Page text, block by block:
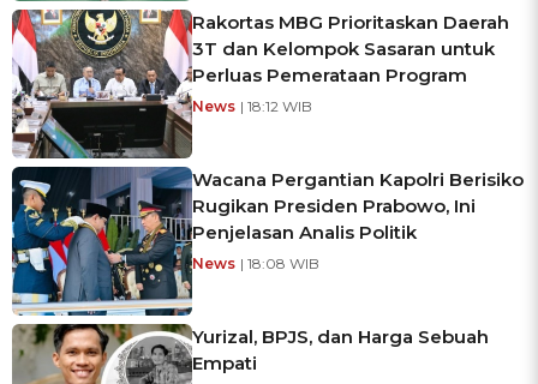
Rakortas MBG Prioritaskan Daerah
3T dan Kelompok Sasaran untuk
Perluas Pemerataan Program
News | 18:12 WIB
Wacana Pergantian Kapolri Berisiko
Rugikan Presiden Prabowo, Ini
Penjelasan Analis Politik
News | 18:08 WIB
Yurizal, BPJS, dan Harga Sebuah
Empati